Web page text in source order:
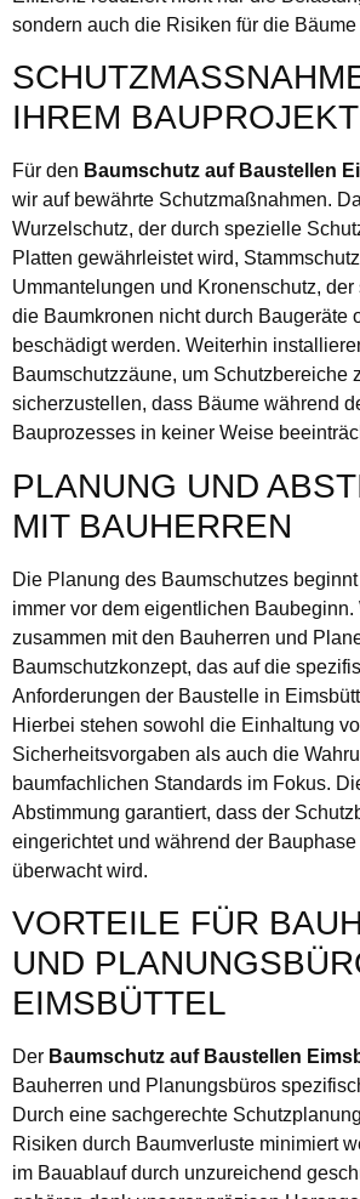
sondern auch die Risiken für die Bäume
HREM BAUPROJEKT
Für den Baumschutz auf Baustellen
wir auf bewährte Schutzmaßnahmen.
Wurzelschutz, der durch spezielle
Platten gewährleistet wird,
Ummantelungen und Kronenschutz,
die Baumkronen nicht durch Baugeräte
beschädigt werden. Weiterhin
Baumschutzzäune, um Schutzbereiche
sicherzustellen, dass Bäume während
Bauprozesses in keiner Weise
PLANUNG UND
MIT BAUHERREN
Die Planung des Baumschutzes
immer vor dem eigentlichen Baubeginn.
zusammen mit den Bauherren und
Baumschutzkonzept, das auf die
Anforderungen der Baustelle in
Hierbei stehen sowohl die Einhaltung
Sicherheitsvorgaben als auch die
baumfachlichen Standards im Fokus.
Abstimmung garantiert, dass der
eingerichtet und während der
überwacht wird.
VORTEILE FÜR
UND
EIMSBÜTTEL
Der Baumschutz auf Baustellen
Bauherren und Planungsbüros
Durch eine sachgerechte
Risiken durch Baumverluste minimiert
im Bauablauf durch unzureichend